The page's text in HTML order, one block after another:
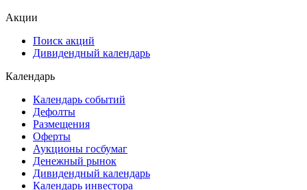
ESG
Самые популярные облигации на Cbonds.ru
Дивидендный календарь
Календарь
Календарь событий
Дефолты
Размещения
Оферты